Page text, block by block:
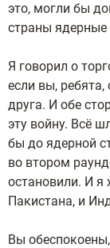
это, могли бы
страны
Я говорил о
если вы,
друга. И обе
эту войну. Всё
бы до ядерной
во втором
остановили. И я
Пакистана, и
Вы